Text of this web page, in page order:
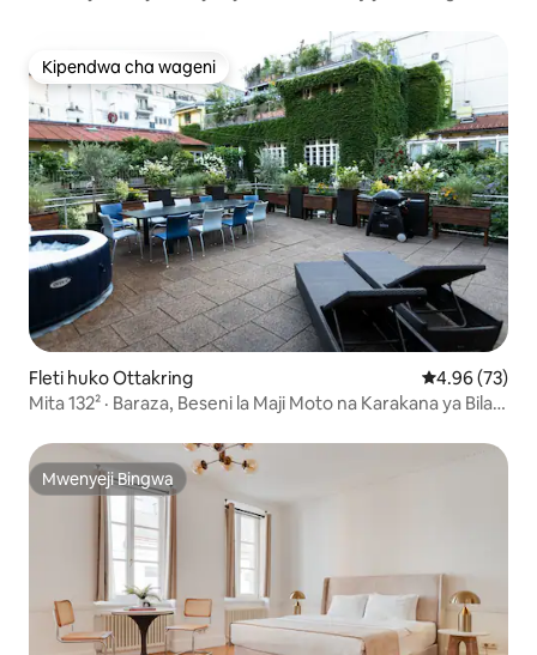
Kipendwa cha wageni
Kipendwa cha wageni
Fleti huko Ottakring Ukadiriaji wa
4.96 (73)
Mita 132² · Baraza, Beseni la Maji Moto na Karakana ya Bila
Mwenyeji Bingwa
Mwenyeji Bingwa